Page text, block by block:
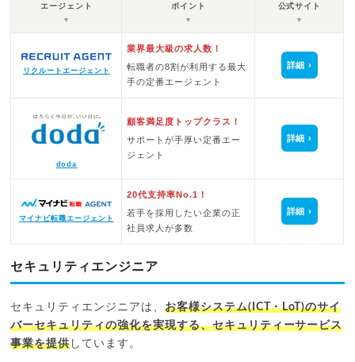
エージェント
▼
ポイント
▼
公式サイト
▼
リクルートエージェント
業界最大級の求人数！
転職者の8割が利用する最大
手の定番エージェント
詳細
doda
顧客満足度トップクラス！
サポートが手厚い定番エー
ジェント
詳細
マイナビ転職エージェント
20代支持率No.1！
若手を採用したい企業の正
社員求人が多数
詳細
セキュリティエンジニア
セキュリティエンジニアは、 お客様システム(ICT・LoT)のサイ
バーセキュリティの強化を実現する、セキュリティーサービス
事業を提供 しています。